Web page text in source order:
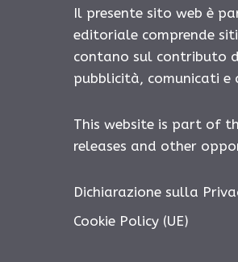
Il presente sito web è
editoriale comprende
contano sul contributo
pubblicità, comunicati
This website is part of
releases and other
Dichiarazione sulla
Cookie Policy (UE)